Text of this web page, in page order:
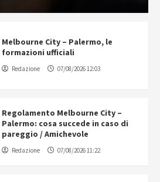
Melbourne City – Palermo, le
formazioni ufficiali
Redazione 07/08/2026 12:03
Regolamento Melbourne City –
Palermo: cosa succede in caso di
pareggio / Amichevole
Redazione 07/08/2026 11:22